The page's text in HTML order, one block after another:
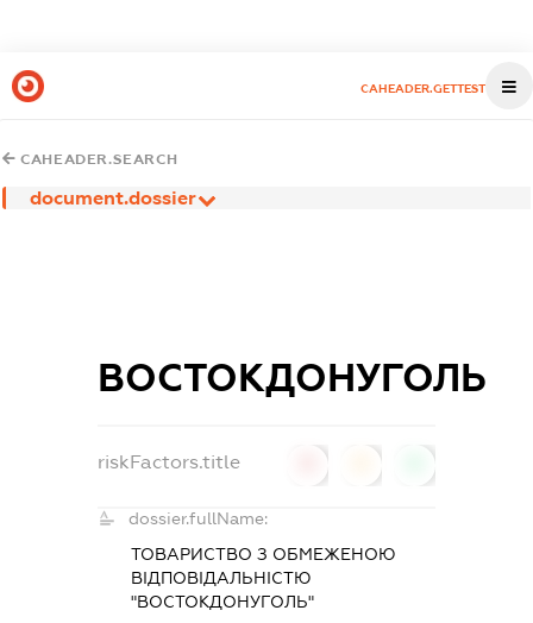
CAHEADER.GETTEST
CAHEADER.SEARCH
document.dossier
ВОСТОКДОНУГОЛЬ
riskFactors.title
dossier.fullName:
ТОВАРИСТВО З ОБМЕЖЕНОЮ
ВІДПОВІДАЛЬНІСТЮ
"ВОСТОКДОНУГОЛЬ"